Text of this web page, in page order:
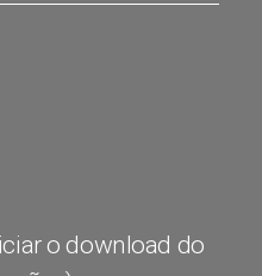
o download do